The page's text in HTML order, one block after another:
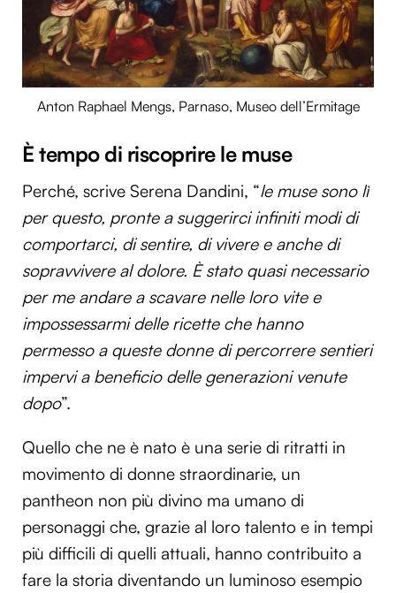
Anton Raphael Mengs, Parnaso, Museo dell’Ermitage
È tempo di riscoprire le muse
Perché, scrive Serena Dandini, “le muse sono lì
per questo, pronte a suggerirci infiniti modi di
comportarci, di sentire, di vivere e anche di
sopravvivere al dolore. È stato quasi necessario
per me andare a scavare nelle loro vite e
impossessarmi delle ricette che hanno
permesso a queste donne di percorrere sentieri
impervi a beneficio delle generazioni venute
dopo”.
Quello che ne è nato è una serie di ritratti in
movimento di donne straordinarie, un
pantheon non più divino ma umano di
personaggi che, grazie al loro talento e in tempi
più difficili di quelli attuali, hanno contribuito a
fare la storia diventando un luminoso esempio